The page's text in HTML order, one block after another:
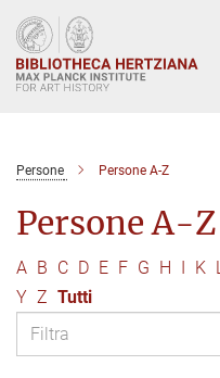
Main-
Content
Persone Persone A-Z
Persone A-Z
A B C D E F G H I K L
Y Z Tutti